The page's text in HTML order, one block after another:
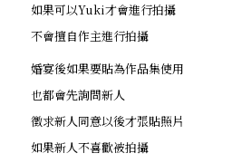
如果可以Yuki才會進行拍攝
不會擅自作主進行拍攝
婚宴後如果要貼為作品集使用
也都會先詢問新人
徵求新人同意以後才張貼照片
如果新人不喜歡被拍攝